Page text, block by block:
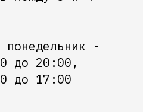
понедельник -
до 20:00,
до 17:00